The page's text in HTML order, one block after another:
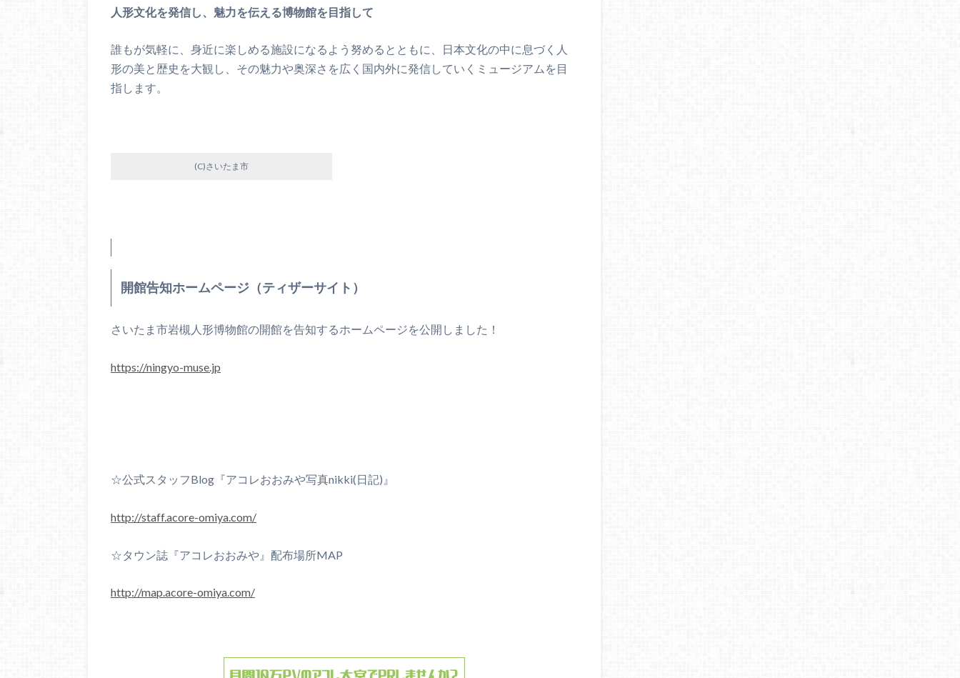
人形文化を発信し、魅力を伝える博物館を目指して
誰もが気軽に、身近に楽しめる施設になるよう努めるとともに、日本文化の中に息づく人
形の美と歴史を大観し、その魅力や奥深さを広く国内外に発信していくミュージアムを目
指します。
(C)さいたま市
開館告知ホームページ（ティザーサイト）
さいたま市岩槻人形博物館の開館を告知するホームページを公開しました！
https://ningyo-muse.jp
☆公式スタッフBlog『アコレおおみや写真nikki(日記)』
http://staff.acore-omiya.com/
☆タウン誌『アコレおおみや』配布場所MAP
http://map.acore-omiya.com/